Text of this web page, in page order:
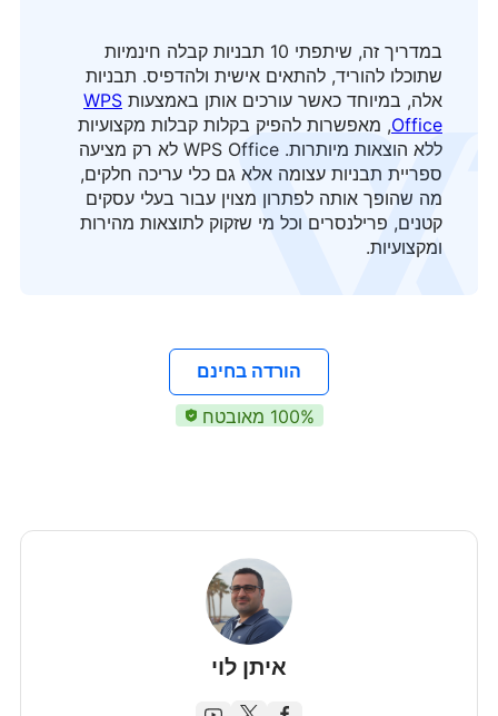
במדריך זה, שיתפתי 10 תבניות קבלה חינמיות
שתוכלו להוריד, להתאים אישית ולהדפיס. תבניות
אלה, במיוחד כאשר עורכים אותן באמצעות WPS
Office, מאפשרות להפיק בקלות קבלות מקצועיות
ללא הוצאות מיותרות. WPS Office לא רק מציעה
ספריית תבניות עצומה אלא גם כלי עריכה חלקים,
מה שהופך אותה לפתרון מצוין עבור בעלי עסקים
קטנים, פרילנסרים וכל מי שזקוק לתוצאות מהירות
ומקצועיות.
הורדה בחינם
100% מאובטח
איתן לוי